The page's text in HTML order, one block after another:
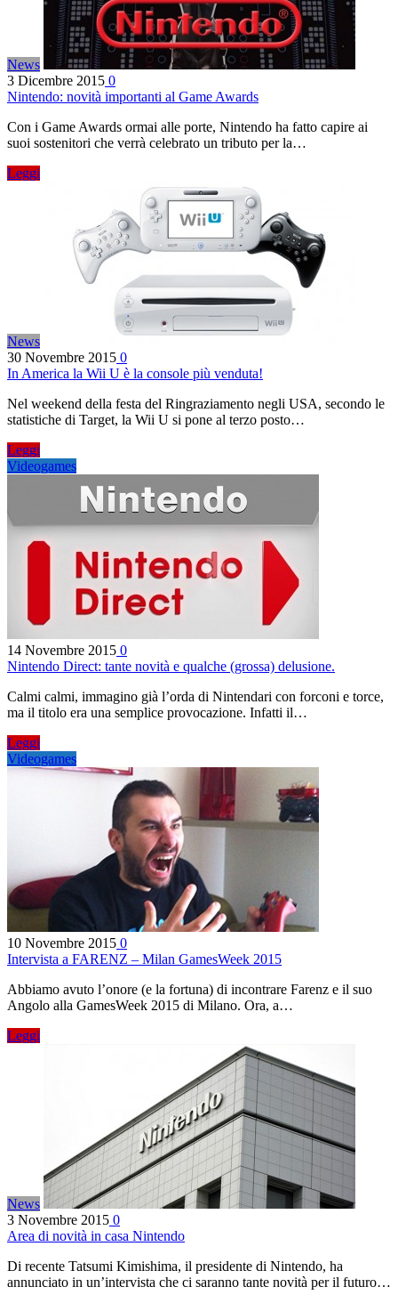
News
3 Dicembre 2015 0
Nintendo: novità importanti al Game Awards
Con i Game Awards ormai alle porte, Nintendo ha fatto capire ai
suoi sostenitori che verrà celebrato un tributo per la…
Leggi
News
30 Novembre 2015 0
In America la Wii U è la console più venduta!
Nel weekend della festa del Ringraziamento negli USA, secondo le
statistiche di Target, la Wii U si pone al terzo posto…
Leggi
Videogames
14 Novembre 2015 0
Nintendo Direct: tante novità e qualche (grossa) delusione.
Calmi calmi, immagino già l’orda di Nintendari con forconi e torce,
ma il titolo era una semplice provocazione. Infatti il…
Leggi
Videogames
10 Novembre 2015 0
Intervista a FARENZ – Milan GamesWeek 2015
Abbiamo avuto l’onore (e la fortuna) di incontrare Farenz e il suo
Angolo alla GamesWeek 2015 di Milano. Ora, a…
Leggi
News
3 Novembre 2015 0
Area di novità in casa Nintendo
Di recente Tatsumi Kimishima, il presidente di Nintendo, ha
annunciato in un’intervista che ci saranno tante novità per il futuro…